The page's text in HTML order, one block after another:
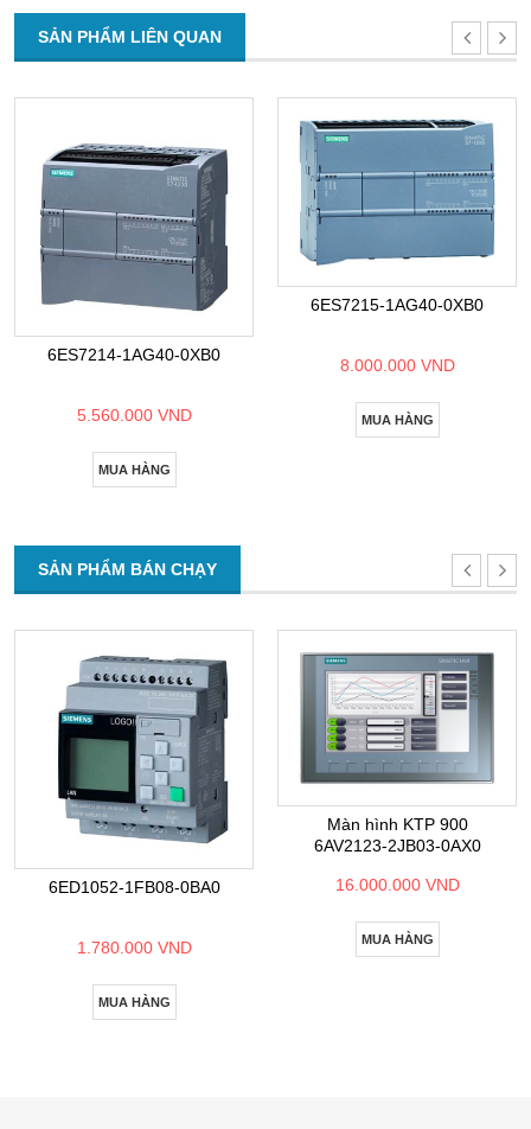
SẢN PHẨM LIÊN QUAN
6ES7214-1AG40-0XB0
5.560.000 VND
MUA HÀNG
6ES7215-1AG40-0XB0
8.000.000 VND
MUA HÀNG
SẢN PHẨM BÁN CHẠY
6ED1052-1FB08-0BA0
1.780.000 VND
MUA HÀNG
Màn hình KTP 900
6AV2123-2JB03-0AX0
16.000.000 VND
MUA HÀNG